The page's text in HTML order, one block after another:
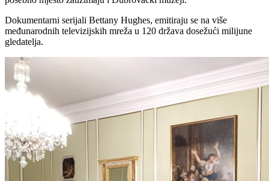
Dokumentarni serijali Bettany Hughes, emitiraju se na više
međunarodnih televizijskih mreža u 120 država dosežući milijune
gledatelja.